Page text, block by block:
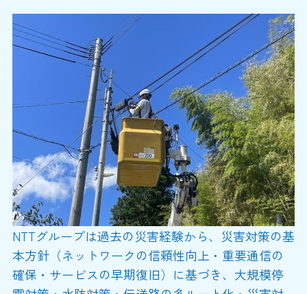
NTTグループは過去の災害経験から、災害対策の基
本方針（ネットワークの信頼性向上・重要通信の
確保・サービスの早期復旧）に基づき、大規模停